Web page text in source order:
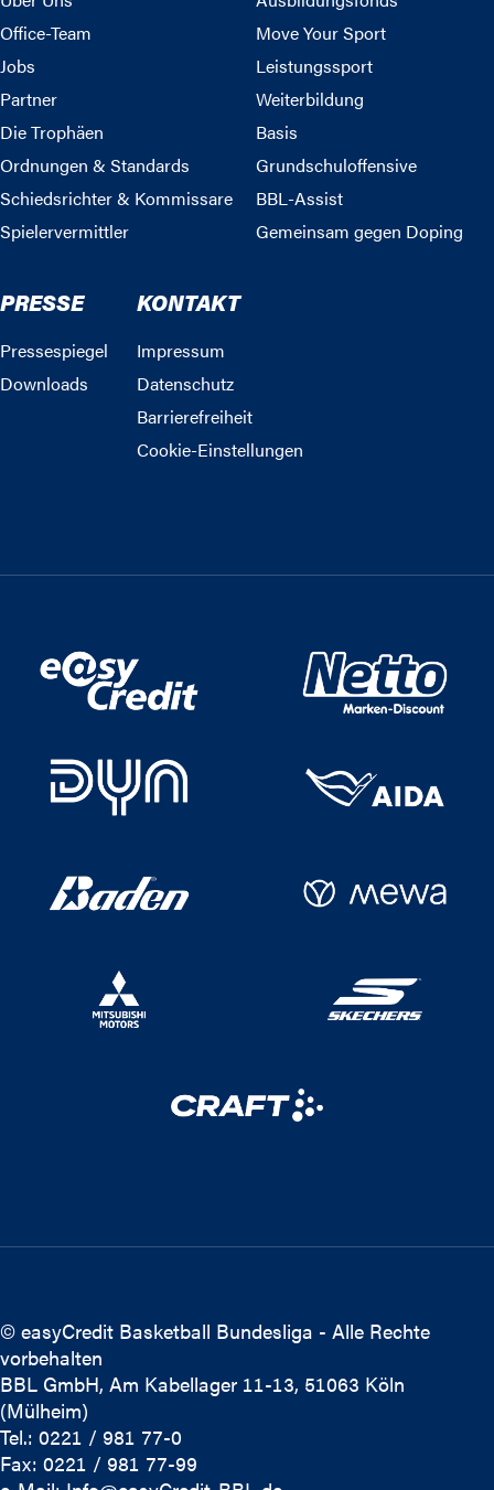
Office-Team
Jobs
Partner
Die Trophäen
Ordnungen & Standards
Schiedsrichter & Kommissare
Spielervermittler
Move Your Sport
Leistungssport
Weiterbildung
Basis
Grundschuloffensive
BBL-Assist
Gemeinsam gegen Doping
PRESSE
Pressespiegel
Downloads
KONTAKT
Impressum
Datenschutz
Barrierefreiheit
Cookie-Einstellungen
© easyCredit Basketball Bundesliga - Alle Rechte
vorbehalten
BBL GmbH, Am Kabellager 11-13, 51063 Köln
(Mülheim)
Tel.: 0221 / 981 77-0
Fax: 0221 / 981 77-99